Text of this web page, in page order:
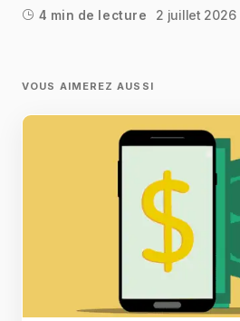
4 min de lecture 2 juillet 2026
VOUS AIMEREZ AUSSI